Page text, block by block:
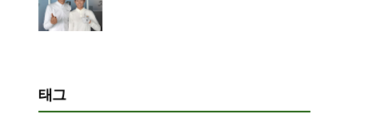
태그